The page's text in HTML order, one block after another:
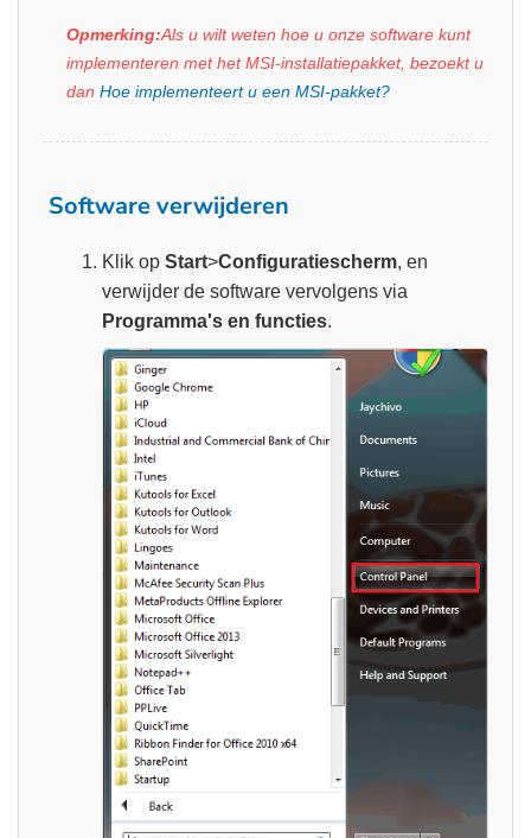
Opmerking:Als u wilt weten hoe u onze software kunt
implementeren met het MSI-installatiepakket, bezoekt u
dan Hoe implementeert u een MSI-pakket?
Software verwijderen
Klik op Start>Configuratiescherm, en
verwijder de software vervolgens via
Programma's en functies.